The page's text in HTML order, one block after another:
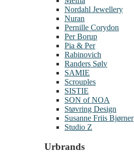
Nordahl Jewellery
Nuran
Pernille Corydon
Per Borup
Pia & Per
Rabinovich
Randers Sølv
SAMIE
Scrouples
SISTIE
SON of NOA
Støvring Design
Susanne Friis Bjørner
Studio Z
Urbrands